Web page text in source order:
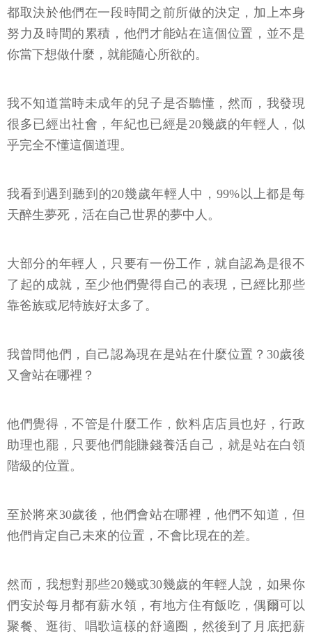
都取決於他們在一段時間之前所做的決定，加上本身
努力及時間的累積，他們才能站在這個位置，並不是
你當下想做什麼，就能隨心所欲的。
我不知道當時未成年的兒子是否聽懂，然而，我發現
很多已經出社會，年紀也已經是20幾歲的年輕人，似
乎完全不懂這個道理。
我看到遇到聽到的20幾歲年輕人中，99%以上都是每
天醉生夢死，活在自己世界的夢中人。
大部分的年輕人，只要有一份工作，就自認為是很不
了起的成就，至少他們覺得自己的表現，已經比那些
靠爸族或尼特族好太多了。
我曾問他們，自己認為現在是站在什麼位置？30歲後
又會站在哪裡？
他們覺得，不管是什麼工作，飲料店店員也好，行政
助理也罷，只要他們能賺錢養活自己，就是站在白領
階級的位置。
至於將來30歲後，他們會站在哪裡，他們不知道，但
他們肯定自己未來的位置，不會比現在的差。
然而，我想對那些20幾或30幾歲的年輕人說，如果你
們安於每月都有薪水領，有地方住有飯吃，偶爾可以
聚餐、逛街、唱歌這樣的舒適圈，然後到了月底把薪